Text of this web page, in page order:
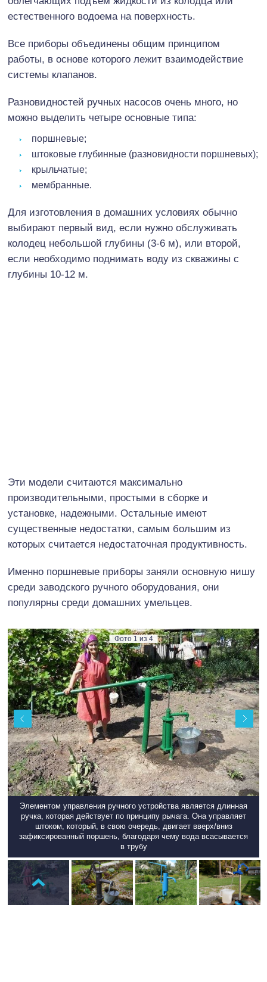
естественного водоема на поверхность.
Все приборы объединены общим принципом
работы, в основе которого лежит взаимодействие
системы клапанов.
Разновидностей ручных насосов очень много, но
можно выделить четыре основные типа:
поршневые;
штоковые глубинные (разновидности поршневых);
крыльчатые;
мембранные.
Для изготовления в домашних условиях обычно
выбирают первый вид, если нужно обслуживать
колодец небольшой глубины (3-6 м), или второй,
если необходимо поднимать воду из скважины с
глубины 10-12 м.
Эти модели считаются максимально
производительными, простыми в сборке и
установке, надежными. Остальные имеют
существенные недостатки, самым большим из
которых считается недостаточная продуктивность.
Именно поршневые приборы заняли основную нишу
среди заводского ручного оборудования, они
популярны среди домашних умельцев.
Фото 1из 4
Элементом управления ручного устройства является длинная
ручка, которая действует по принципу рычага. Она управляет
штоком, который, в свою очередь, двигает вверх/вниз
зафиксированный поршень, благодаря чему вода всасывается
в трубу